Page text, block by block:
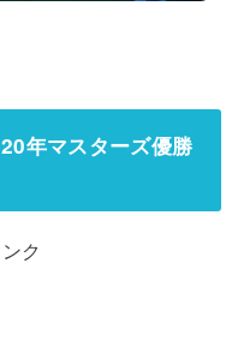
年マスターズ優勝
ク